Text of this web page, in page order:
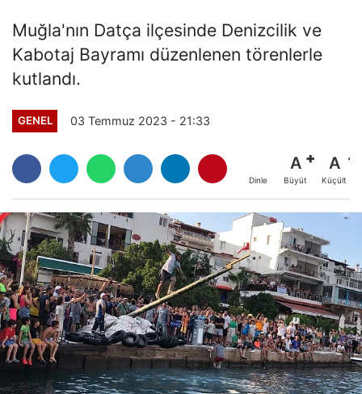
Muğla'nın Datça ilçesinde Denizcilik ve
Kabotaj Bayramı düzenlenen törenlerle
kutlandı.
GENEL 03 Temmuz 2023 - 21:33
Dinle
A
Büyüt
A
Küçült